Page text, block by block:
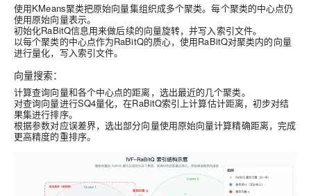
使用KMeans聚类把原始向量集组织成多个聚类。每个聚类的中心点仍
使用原始向量表示。
初始化RaBitQ信息用来做后续的向量旋转，并写入索引文件。
以每个聚类的中心点作为RaBitQ的质心，使用RaBitQ对聚类内的向量
进行量化，写入索引文件。
向量搜索：
计算查询向量和各个中心点的距离，选出最近的几个聚类。
对查询向量进行SQ4量化，在RaBitQ索引上计算估计距离，初步对结
果集进行排序。
根据参数对应误差界，选出部分向量使用原始向量计算精确距离，完成
更高精度的重排序。